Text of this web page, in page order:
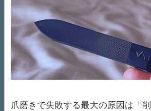
爪磨きで失敗する最大の原因は「